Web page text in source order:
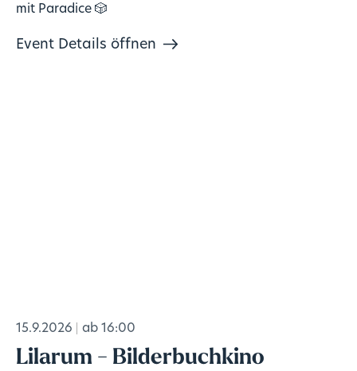
mit Paradice 🎲
Event Details öffnen
15.9.2026 ab 16:00
Lilarum - Bilderbuchkino